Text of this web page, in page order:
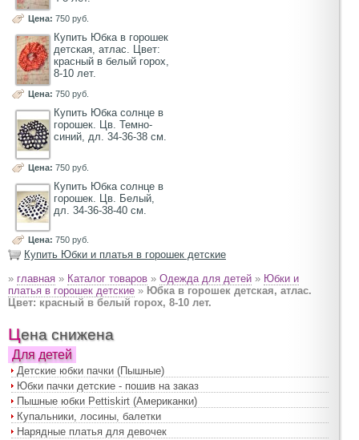
Цена: 750 руб.
Купить Юбка в горошек
детская, атлас. Цвет:
красный в белый горох,
8-10 лет.
Цена: 750 руб.
Купить Юбка солнце в
горошек. Цв. Темно-
синий, дл. 34-36-38 см.
Цена: 750 руб.
Купить Юбка солнце в
горошек. Цв. Белый,
дл. 34-36-38-40 см.
Цена: 750 руб.
Купить Юбки и платья в горошек детские
» главная » Каталог товаров » Одежда для детей » Юбки и
платья в горошек детские » Юбка в горошек детская, атлас.
Цвет: красный в белый горох, 8-10 лет.
Цена снижена
Для детей
Детские юбки пачки (Пышные)
Юбки пачки детские - пошив на заказ
Пышные юбки Pettiskirt (Американки)
Купальники, лосины, балетки
Нарядные платья для девочек